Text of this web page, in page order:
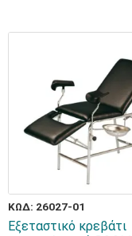
ΚΩΔ: 26027-01
Εξεταστικό κρεβάτι